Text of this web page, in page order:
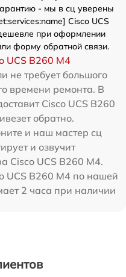
- мы в сц уверены
Cisco UCS
при оформлении
форму обратной связи.
UCS B260 M4
не требует большого
времени ремонта. В
Cisco UCS B260
обратно.
и наш мастер сц
и озвучит
Cisco UCS B260 M4.
UCS B260 M4 по нашей
2 часа при наличии